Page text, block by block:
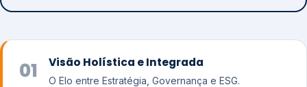
01 Visão Holística e Integrada
O Elo entre Estratégia, Governança e ESG.